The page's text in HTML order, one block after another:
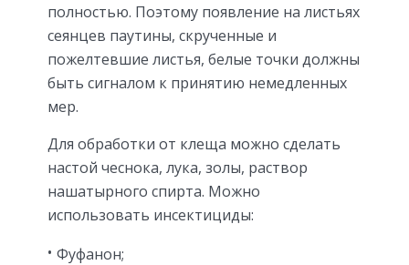
полностью. Поэтому появление на листьях
сеянцев паутины, скрученные и
пожелтевшие листья, белые точки должны
быть сигналом к принятию немедленных
мер.
Для обработки от клеща можно сделать
настой чеснока, лука, золы, раствор
нашатырного спирта. Можно
использовать инсектициды:
Фуфанон;